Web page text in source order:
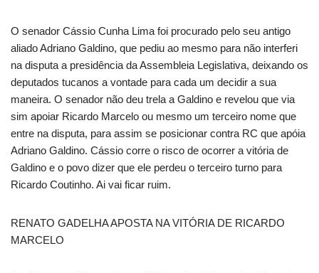
O senador Cássio Cunha Lima foi procurado pelo seu antigo
aliado Adriano Galdino, que pediu ao mesmo para não interferi
na disputa a presidência da Assembleia Legislativa, deixando os
deputados tucanos a vontade para cada um decidir a sua
maneira. O senador não deu trela a Galdino e revelou que via
sim apoiar Ricardo Marcelo ou mesmo um terceiro nome que
entre na disputa, para assim se posicionar contra RC que apóia
Adriano Galdino. Cássio corre o risco de ocorrer a vitória de
Galdino e o povo dizer que ele perdeu o terceiro turno para
Ricardo Coutinho. Ai vai ficar ruim.
RENATO GADELHA APOSTA NA VITÓRIA DE RICARDO
MARCELO